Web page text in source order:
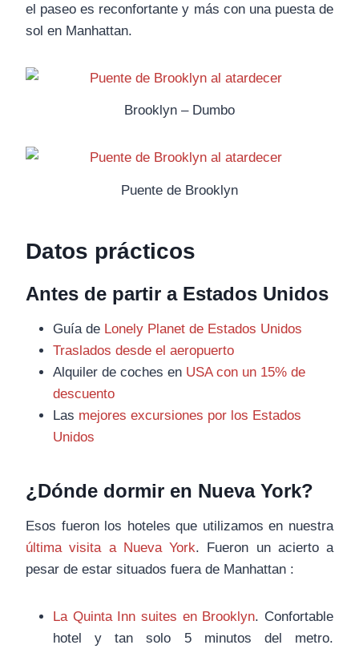
el paseo es reconfortante y más con una puesta de
sol en Manhattan.
Brooklyn – Dumbo
Puente de Brooklyn
Datos prácticos
Antes de partir a Estados Unidos
Guía de Lonely Planet de Estados Unidos
Traslados desde el aeropuerto
Alquiler de coches en USA con un 15% de
descuento
Las mejores excursiones por los Estados
Unidos
¿Dónde dormir en Nueva York?
Esos fueron los hoteles que utilizamos en nuestra
última visita a Nueva York. Fueron un acierto a
pesar de estar situados fuera de Manhattan :
La Quinta Inn suites en Brooklyn. Confortable
hotel y tan solo 5 minutos del metro.